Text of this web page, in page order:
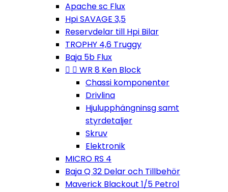
Apache sc Flux
Hpi SAVAGE 3,5
Reservdelar till Hpi Bilar
TROPHY 4,6 Truggy
Baja 5b Flux
  WR 8 Ken Block
Chassi komponenter
Drivlina
Hjulupphängninsg samt
styrdetaljer
Skruv
Elektronik
MICRO RS 4
Baja Q 32 Delar och Tillbehör
Maverick Blackout 1/5 Petrol